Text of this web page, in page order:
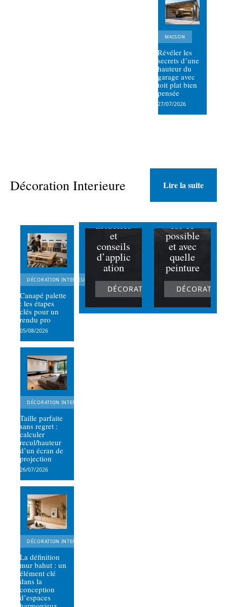
MAISON
Révéler les
secrets d’une
hauteur du
garage avec
toit plat bien
pensée
27/07/2026
Décoration Interieure Lire la suite
DÉCORATION INTERIEURE
Canapé palette
: les étapes
clés pour un
rendu pro
05/08/2026
DÉCORATION INTERIEURE
Taille parfaite
sans regret :
calculer
recul/hauteur
d’un écran de
projection
26/07/2026
DÉCORATION INTERIEURE
La définition
mur bahut : un
élément clé
dans la
conception
d’espaces
e en
couleur :
actuelles
et
conseils
d’applic
ation
DÉCORATION INTERIEURE
du
est-ce
possible
et avec
quelle
peinture